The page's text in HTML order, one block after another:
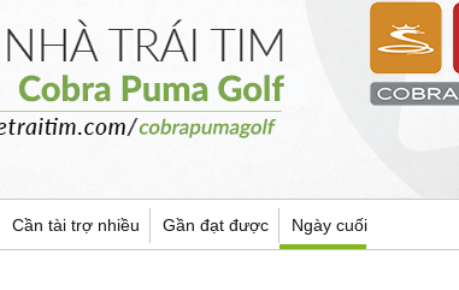
Cần tài trợ nhiều Gần đạt được Ngày cuối